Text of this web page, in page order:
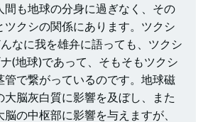
間も地球の分身に過ぎなく、その
ツクシの関係にあります。ツクシ
なに我を雄弁に語っても、ツクシ
(地球)であって、そもそもツクシ
管で繋がっているのです。地球磁
脳灰白質に影響を及ぼし、また
の中枢部に影響を与えますが、